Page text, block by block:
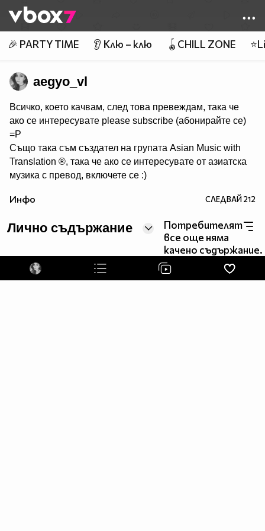
👾
🎉 PARTY TIME 👂 Клю – клю 🪀CHILL ZONE
aegyo_vl
Всичко, което качвам, след това превеждам, така че
ако се интересувате please subscribe (абонирайте се)
=Р
Също така съм създател на групата Asian Music with
Translation ®, така че ако се интересувате от азиатска
музика с превод, включете се :)
Инфо СЛЕДВАЙ212
Лично съдържание
Потребителят
все още няма
качено съдържание.